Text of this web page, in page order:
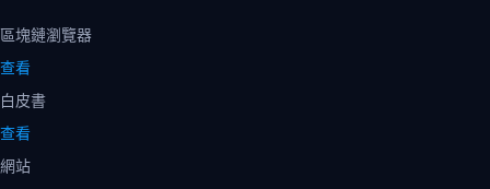
區塊鏈瀏覽器
查看
白皮書
查看
網站